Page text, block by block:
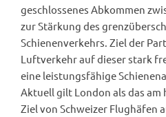
geschlossenes Abkommen
zur Stärkung des
Schienenverkehrs. Ziel der
Luftverkehr auf dieser stark
eine leistungsfähige
Aktuell gilt London als das
Ziel von Schweizer Flughäfen